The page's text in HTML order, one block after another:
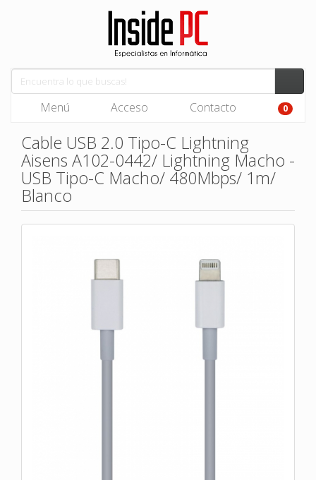
Menú Acceso Contacto 0
Cable USB 2.0 Tipo-C Lightning
Aisens A102-0442/ Lightning Macho -
USB Tipo-C Macho/ 480Mbps/ 1m/
Blanco